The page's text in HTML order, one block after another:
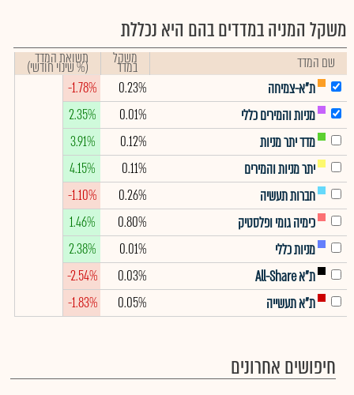
משקל המניה במדדים בהם היא נכללת
שם המדד משקל
במדד תשואת המדד
(% שינוי חודשי)
ת"א-צמיחה
0.23%
-1.78%
מניות והמירים כללי
0.01%
2.35%
מדד יתר מניות
0.12%
3.91%
יתר מניות והמירים
0.11%
4.15%
חברות תעשיה
0.26%
-1.10%
כימיה גומי ופלסטיק
0.80%
1.46%
מניות כללי
0.01%
2.38%
ת"א All-Share
0.03%
-2.54%
ת"א תעשייה
0.05%
-1.83%
חיפושים אחרונים